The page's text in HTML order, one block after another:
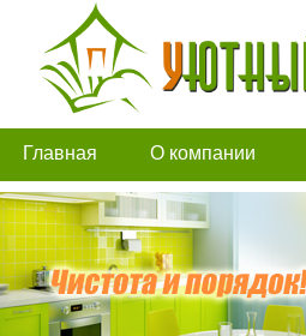
Главная О компании